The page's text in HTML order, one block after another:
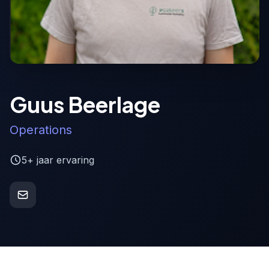
Guus Beerlage
Operations
5+ jaar ervaring